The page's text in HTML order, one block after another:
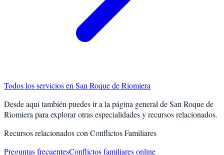
Todos los servicios en San Roque de Riomiera
Desde aquí también puedes ir a la página general deSan Roque de
Riomiera para explorar otras especialidades y recursos relacionados.
Recursos relacionados con Conflictos Familiares
Preguntas frecuentesConflictos familiares online